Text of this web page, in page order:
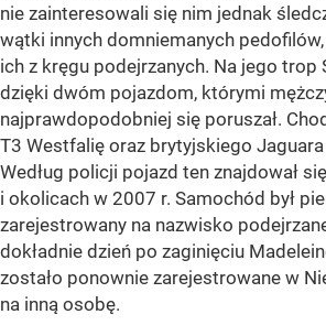
nie zainteresowali się nim jednak
wątki innych domniemanych
ich z kręgu podejrzanych. Na jego trop
dzięki dwóm pojazdom, którymi
najprawdopodobniej się poruszał.
T3 Westfalię oraz brytyjskiego
Według policji pojazd ten znajdował
i okolicach w 2007 r. Samochód był
zarejestrowany na nazwisko
dokładnie dzień po zaginięciu
zostało ponownie zarejestrowane w
na inną osobę.